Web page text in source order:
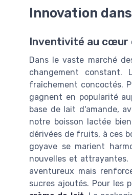
Innovation
Inventivité au cœur
Dans le vaste marché
changement constant.
fraîchement concoctés.
gagnent en popularité
base de lait d'amande,
notre boisson lactée
dérivées de fruits, à ces
goyave se marient
nouvelles et
aventureux mais
sucres ajoutés. Pour les